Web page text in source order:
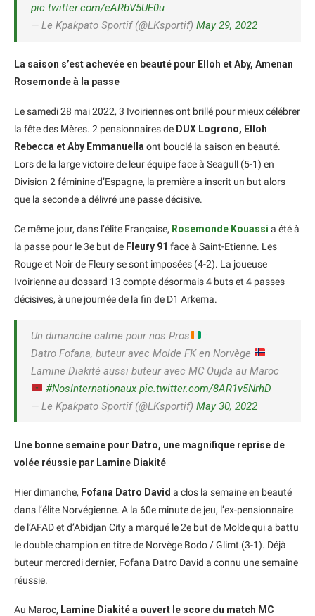
pic.twitter.com/eARbV5UE0u
— Le Kpakpato Sportif (@LKsportif) May 29, 2022
La saison s’est achevée en beauté pour Elloh et Aby, Amenan
Rosemonde à la passe
Le samedi 28 mai 2022, 3 Ivoiriennes ont brillé pour mieux célébrer
la fête des Mères. 2 pensionnaires de DUX Logrono, Elloh
Rebecca et Aby Emmanuella ont bouclé la saison en beauté.
Lors de la large victoire de leur équipe face à Seagull (5-1) en
Division 2 féminine d’Espagne, la première a inscrit un but alors
que la seconde a délivré une passe décisive.
Ce même jour, dans l’élite Française, Rosemonde Kouassi a été à
la passe pour le 3e but de Fleury 91 face à Saint-Etienne. Les
Rouge et Noir de Fleury se sont imposées (4-2). La joueuse
Ivoirienne au dossard 13 compte désormais 4 buts et 4 passes
décisives, à une journée de la fin de D1 Arkema.
Un dimanche calme pour nos Pros
:
Datro Fofana, buteur avec Molde FK en Norvège
Lamine Diakité aussi buteur avec MC Oujda au Maroc
#NosInternationaux pic.twitter.com/8AR1v5NrhD
— Le Kpakpato Sportif (@LKsportif) May 30, 2022
Une bonne semaine pour Datro, une magnifique reprise de
volée réussie par Lamine Diakité
Hier dimanche, Fofana Datro David a clos la semaine en beauté
dans l’élite Norvégienne. A la 60e minute de jeu, l’ex-pensionnaire
de l’AFAD et d’Abidjan City a marqué le 2e but de Molde qui a battu
le double champion en titre de Norvège Bodo / Glimt (3-1). Déjà
buteur mercredi dernier, Fofana Datro David a connu une semaine
réussie.
Au Maroc, Lamine Diakité a ouvert le score du match MC